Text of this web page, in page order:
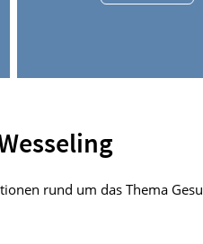
rund um das Thema